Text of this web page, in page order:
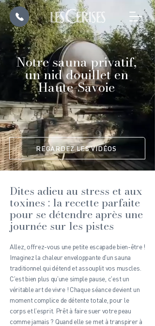
Notre sauna privatif,
un nid douillet en
Haute-Savoie
REGARDEZ LES VIDÉOS
Dites adieu au stress et aux
toxines : la recette parfaite
pour se détendre après une
journée sur les pistes
Allez, offrez-vous une petite escapade bien-être !
Imaginez la chaleur enveloppante d'un sauna
traditionnel qui détend et assouplit vos muscles.
C'est bien plus qu'une simple pause, c'est un
véritable art de vivre ! Chaque séance devient un
moment complice de détente totale, pour le
corps et l’esprit. Prêt à faire suer votre peau
comme jamais ? Quand elle se met à transpirer à